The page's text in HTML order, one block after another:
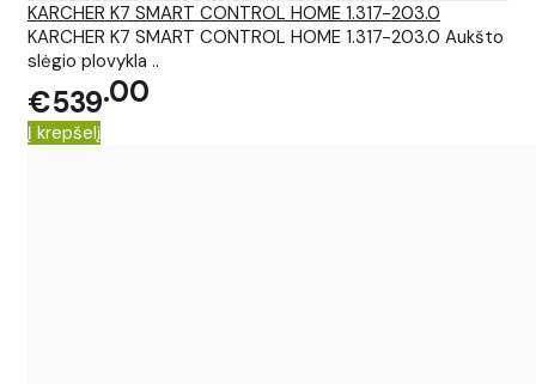
KARCHER K7 SMART CONTROL HOME 1.317-203.0
KARCHER K7 SMART CONTROL HOME 1.317-203.0 Aukšto
slėgio plovykla ..
€539 00
Į krepšelį